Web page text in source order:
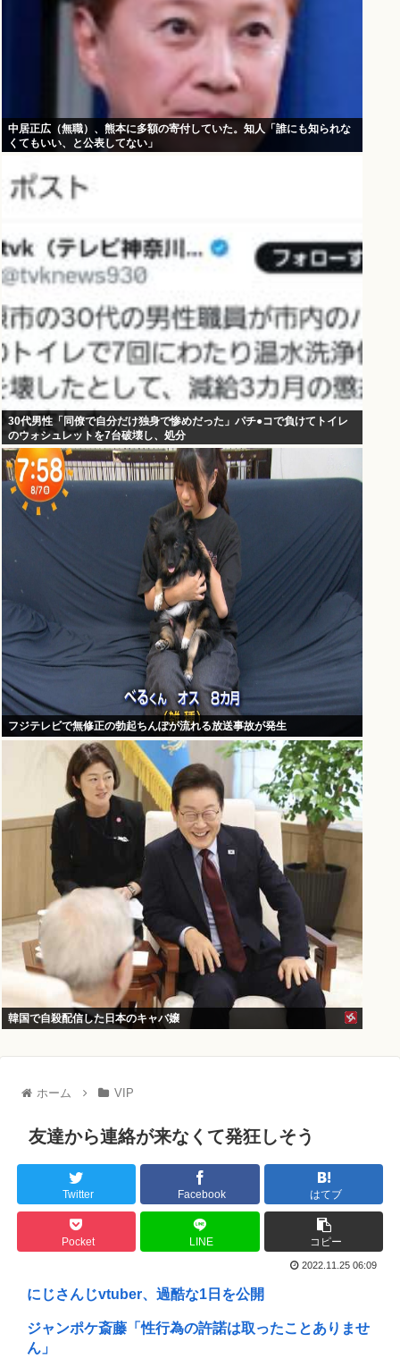
中居正広（無職）、熊本に多額の寄付していた。知人「誰にも知られな
くてもいい、と公表してない」
30代男性「同僚で自分だけ独身で惨めだった」パチ●コで負けてトイレ
のウォシュレットを7台破壊し、処分
フジテレビで無修正の勃起ちんぽが流れる放送事故が発生
韓国で自殺配信した日本のキャバ嬢
ホーム VIP
友達から連絡が来なくて発狂しそう
Twitter Facebook はてブ
Pocket LINE コピー
2022.11.25 06:09
にじさんじvtuber、過酷な1日を公開
ジャンポケ斎藤「性行為の許諾は取ったことありませ
ん」